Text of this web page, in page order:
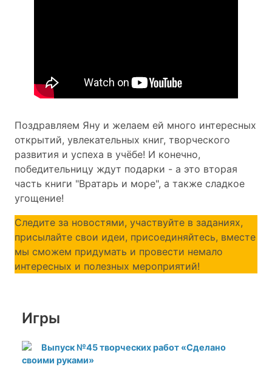
Поздравляем Яну и желаем ей много интересных
открытий, увлекательных книг, творческого
развития и успеха в учёбе! И конечно,
победительницу ждут подарки - а это вторая
часть книги "Вратарь и море", а также сладкое
угощение!
Следите за новостями, участвуйте в заданиях,
присылайте свои идеи, присоединяйтесь, вместе
мы сможем придумать и провести немало
интересных и полезных мероприятий!
Игры
Выпуск №45 творческих работ «Сделано
своими руками»